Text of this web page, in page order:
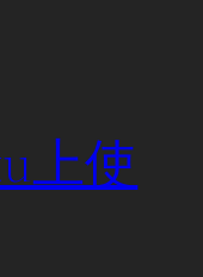
上使